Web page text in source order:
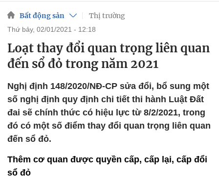
Bất động sản Thị trường
thứ bảy, 02/01/2021 - 12:18
Loạt thay đổi quan trọng liên quan
đến sổ đỏ trong năm 2021
Nghị định 148/2020/NĐ-CP sửa đổi, bổ sung một
số nghị định quy định chi tiết thi hành Luật Đất
đai sẽ chính thức có hiệu lực từ 8/2/2021, trong
đó có một số điểm thay đổi quan trọng liên quan
đến sổ đỏ.
Thêm cơ quan được quyền cấp, cấp lại, cấp đổi
sổ đỏ